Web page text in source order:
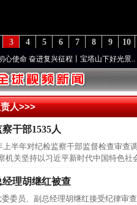
10
9
8
7
6
5
4
3
奋进复兴征程丨宝塔山下好光景..·[视频]
人>>>
干部1535人
上半年对纪检监察干部监督检查审
机关坚持以习近平新时代中国特色社
理胡继红被查
委员、副总经理胡继红接受纪律